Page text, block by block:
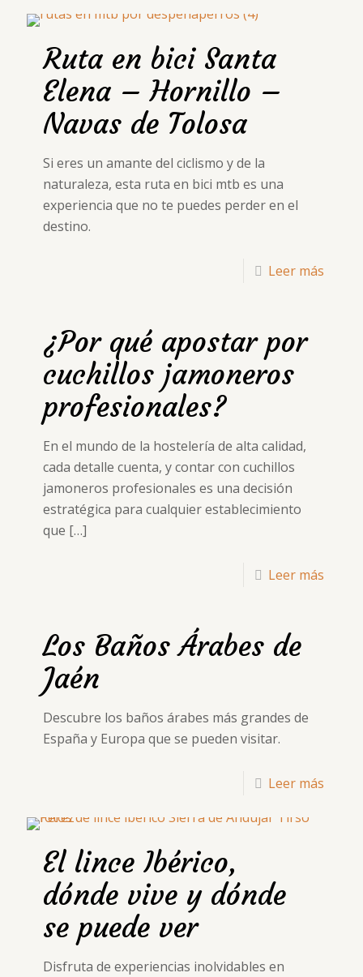
Ruta en bici Santa
Elena – Hornillo –
Navas de Tolosa
Si eres un amante del ciclismo y de la
naturaleza, esta ruta en bici mtb es una
experiencia que no te puedes perder en el
destino.
Leer más
¿Por qué apostar por
cuchillos jamoneros
profesionales?
En el mundo de la hostelería de alta calidad,
cada detalle cuenta, y contar con cuchillos
jamoneros profesionales es una decisión
estratégica para cualquier establecimiento
que […]
Leer más
Los Baños Árabes de
Jaén
Descubre los baños árabes más grandes de
España y Europa que se pueden visitar.
Leer más
El lince Ibérico,
dónde vive y dónde
se puede ver
Disfruta de experiencias inolvidables en